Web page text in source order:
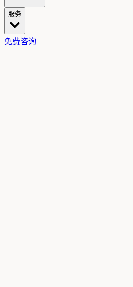
服务
免费咨询